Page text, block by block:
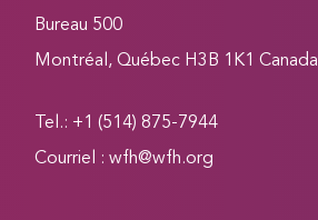
Bureau 500
Montréal, Québec H3B 1K1 Canada
Tel.: +1 (514) 875-7944
Courriel :wfh@wfh.org